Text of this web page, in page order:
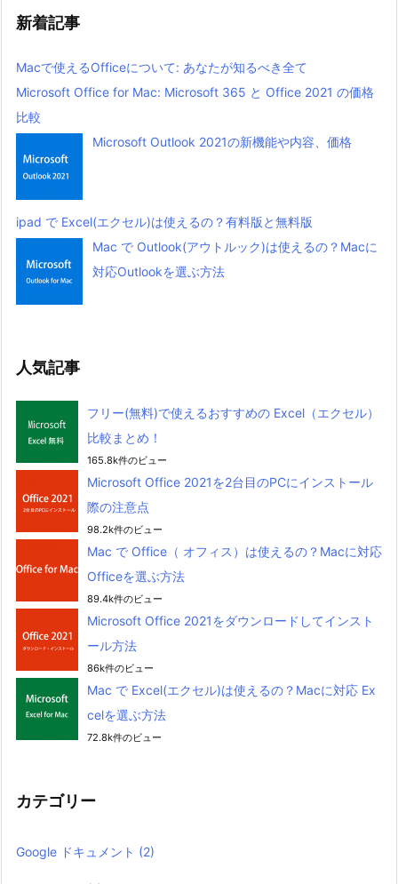
新着記事
Macで使えるOfficeについて: あなたが知るべき全て
Microsoft Office for Mac: Microsoft 365 と Office 2021 の価格
比較
Microsoft Outlook 2021の新機能や内容、価格
ipad で Excel(エクセル)は使えるの？有料版と無料版
Mac で Outlook(アウトルック)は使えるの？Macに
対応Outlookを選ぶ方法
人気記事
フリー(無料)で使えるおすすめの Excel（エクセル）
比較まとめ！
165.8k件のビュー
Microsoft Office 2021を2台目のPCにインストール
際の注意点
98.2k件のビュー
Mac で Office（ オフィス）は使えるの？Macに対応
Officeを選ぶ方法
89.4k件のビュー
Microsoft Office 2021をダウンロードしてインスト
ール方法
86k件のビュー
Mac で Excel(エクセル)は使えるの？Macに対応 Ex
celを選ぶ方法
72.8k件のビュー
カテゴリー
Google ドキュメント (2)